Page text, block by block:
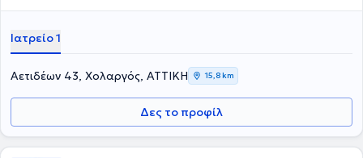
Ιατρείο 1
Αετιδέων 43, Χολαργός, ΑΤΤΙΚΗ 15,8 km
Δες το προφίλ